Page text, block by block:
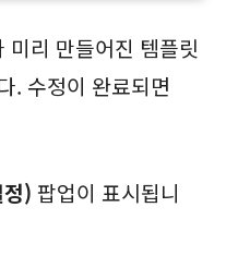
미리 만들어진 템플릿
. 수정이 완료되면
) 팝업이 표시됩니